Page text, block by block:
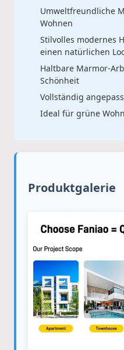
Umweltfreundliche
Wohnen
Stilvolles modernes
einen natürlichen
Haltbare Marmor-
Schönheit
Vollständig
Ideal für grüne
Produktgalerie